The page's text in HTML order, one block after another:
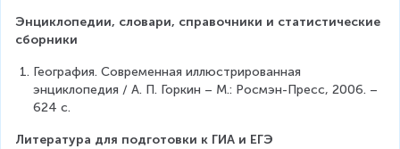
Энциклопедии, словари, справочники и статистические
сборники
География. Современная иллюстрированная
энциклопедия / А. П. Горкин – М.: Росмэн-Пресс, 2006. –
624 с.
Литература для подготовки к ГИА и ЕГЭ